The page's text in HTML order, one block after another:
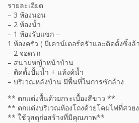
รายละเอียด
– 3 ห้องนอน
– 2 ห้องน้ำ
– 1 ห้องรับแขก –
1 ห้องครัว ( มีเคาน์เตอร์ครัวและติดตั้งซิ้งล้
– 2 จอดรถ
– สนามหญ้าหน้าบ้าน
– ติดตั้งปั้มน้ำ + แท้งค์น้ำ
– บริเวณหลังบ้าน มีพื้นที่ในการซักล้าง
** ตกแต่งพื้นด้วยกระเบื้องสีขาว **
** ตกแต่งบริเวณห้องโถงด้วยโคมไฟที่สวย
** ใช้วุสดุก่อสร้างที่มีคุณภาพ**